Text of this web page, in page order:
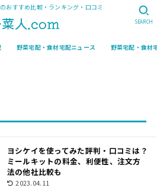
おすすめ比較・ランキング・口コミ
野菜宅配・食材宅配ニュース 野菜宅配・食材
SEARCH
ヨシケイを使ってみた評判・口コミは？
ミールキットの料金、利便性、注文方
法の他社比較も
2023.04.11